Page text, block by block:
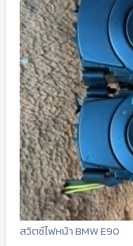
สวิตซ์ไฟหน้า BMW E90